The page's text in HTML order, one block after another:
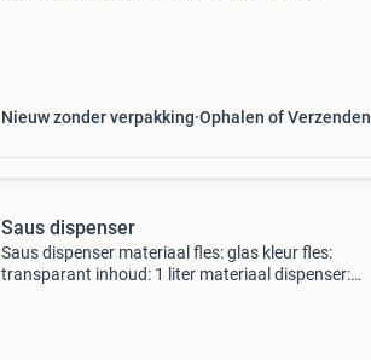
Nieuw zonder verpakking Ophalen of Verzenden
Saus dispenser
Saus dispenser materiaal fles: glas kleur fles:
transparant inhoud: 1 liter materiaal dispenser: